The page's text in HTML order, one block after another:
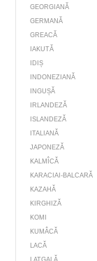
GEORGIANĂ
GERMANĂ
GREACĂ
IAKUTĂ
IDIȘ
INDONEZIANĂ
INGUȘĂ
IRLANDEZĂ
ISLANDEZĂ
ITALIANĂ
JAPONEZĂ
KALMÎCĂ
KARACIAI-BALCARĂ
KAZAHĂ
KIRGHIZĂ
KOMI
KUMÂCĂ
LACĂ
LATGALĂ